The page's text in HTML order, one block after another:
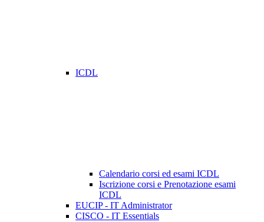
ICDL
Calendario corsi ed esami ICDL
Iscrizione corsi e Prenotazione esami
ICDL
EUCIP - IT Administrator
CISCO - IT Essentials